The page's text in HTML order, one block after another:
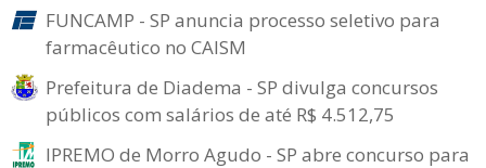
FUNCAMP - SP anuncia processo seletivo para
farmacêutico no CAISM
Prefeitura de Diadema - SP divulga concursos
públicos com salários de até R$ 4.512,75
IPREMO de Morro Agudo - SP abre concurso para